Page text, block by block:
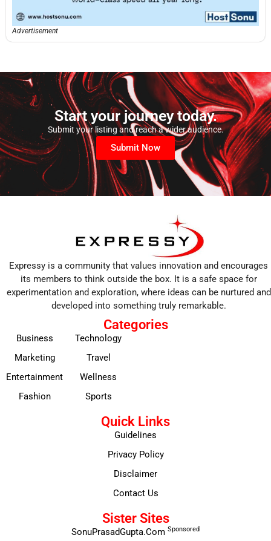
Advertisement
Start your journey today.
Submit your listing and reach a wider audience.
Submit Now
Expressy is a community that values innovation and encourages
its members to think outside the box. It is a safe space for
experimentation and exploration, where ideas can be nurtured and
developed into something truly remarkable.
Categories
Business
Marketing
Entertainment
Fashion
Technology
Travel
Wellness
Sports
Quick Links
Guidelines
Privacy Policy
Disclaimer
Contact Us
Sister Sites
SonuPrasadGupta.Com Sponsored